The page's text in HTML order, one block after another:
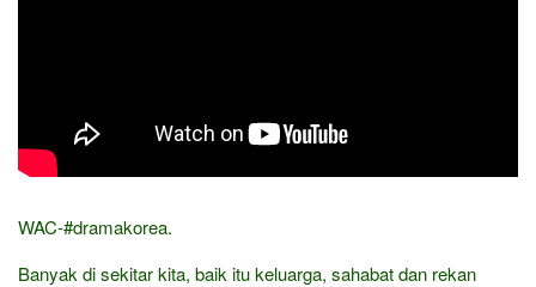
WAC-#dramakorea.
Banyak di sekitar kita, baik itu keluarga, sahabat dan rekan